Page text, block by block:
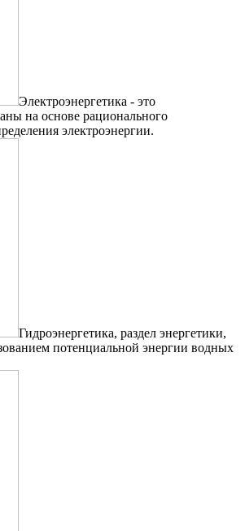
Электроэнергетика - это
на основе рационального
электроэнергии.
Гидроэнергетика, раздел энергетики,
потенциальной энергии водных